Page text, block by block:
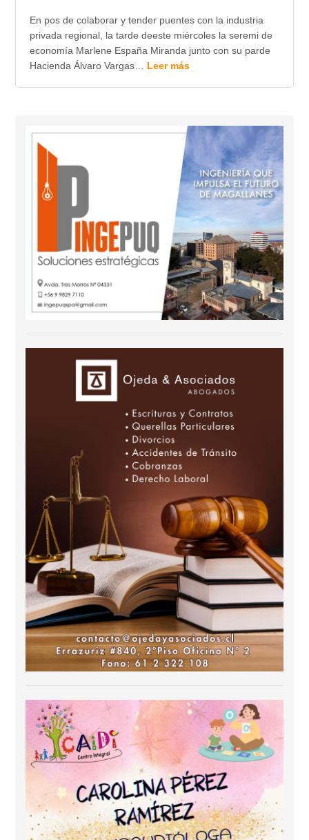
En pos de colaborar y tender puentes con la industria
privada regional, la tarde deeste miércoles la seremi de
economía Marlene España Miranda junto con su parde
Hacienda Álvaro Vargas… Leer más